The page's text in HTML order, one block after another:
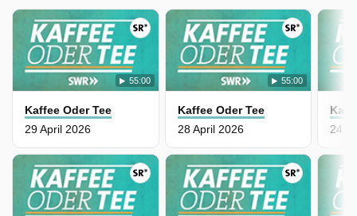
55:00
Kaffee Oder Tee
29 April 2026
55:00
Kaffee Oder Tee
28 April 2026
24